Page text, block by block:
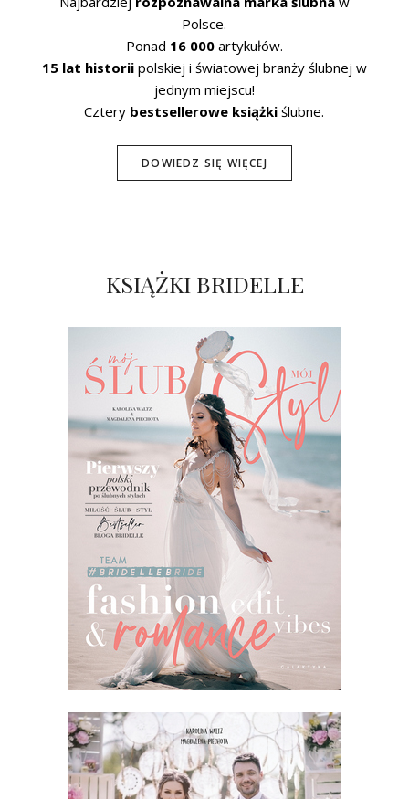
Polsce.
Ponad 16 000artykułów.
15 lat historiipolskiej i światowej branży ślubnej w
jednym miejscu!
Cztery bestsellerowe książki ślubne.
DOWIEDZ SIĘ WIĘCEJ
KSIĄŻKI BRIDELLE